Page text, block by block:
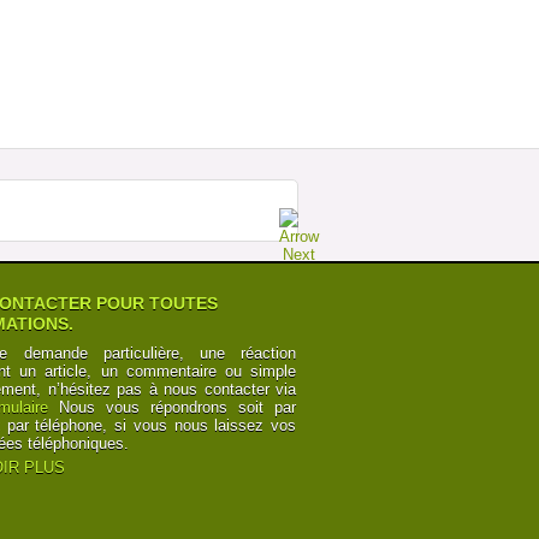
MERS : POINTS DE VUE
CANAL DU MIDI ET CANAL DES DEUX
POUR TOUTES
demande particulière, une réaction
un article, un commentaire ou simple
n’hésitez pas à nous contacter via
Nous vous répondrons soit par
par téléphone, si vous nous laissez vos
téléphoniques.
PLUS